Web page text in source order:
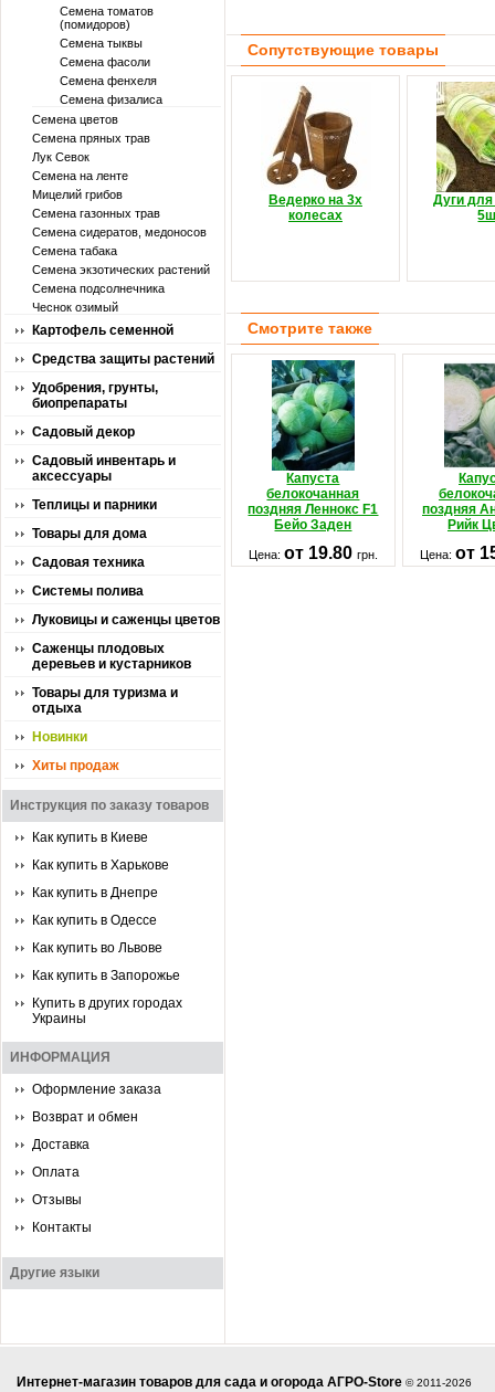
Семена томатов
(помидоров)
Семена тыквы
Семена фасоли
Семена фенхеля
Семена физалиса
Семена цветов
Семена пряных трав
Лук Севок
Семена на ленте
Мицелий грибов
Семена газонных трав
Семена сидератов, медоносов
Семена табака
Семена экзотических растений
Семена подсолнечника
Чеснок озимый
Картофель семенной
Средства защиты растений
Удобрения, грунты,
биопрепараты
Садовый декор
Садовый инвентарь и
аксессуары
Теплицы и парники
Товары для дома
Садовая техника
Системы полива
Луковицы и саженцы цветов
Саженцы плодовых
деревьев и кустарников
Товары для туризма и
отдыха
Новинки
Хиты продаж
Инструкция по заказу товаров
Как купить в Киеве
Как купить в Харькове
Как купить в Днепре
Как купить в Одессе
Как купить во Львове
Как купить в Запорожье
Купить в других городах
Украины
ИНФОРМАЦИЯ
Оформление заказа
Возврат и обмен
Доставка
Оплата
Отзывы
Контакты
Другие языки
Сопутствующие товары
Ведерко на 3х
колесах
Дуги
Смотрите также
Капуста
белокочанная
поздняя Леннокс F1
Бейо Заден
поздняя
Рийк
Цена: от 19.80 грн. Цена:от
Интернет-магазин товаров для сада и огорода АГРО-Store © 2011-2026